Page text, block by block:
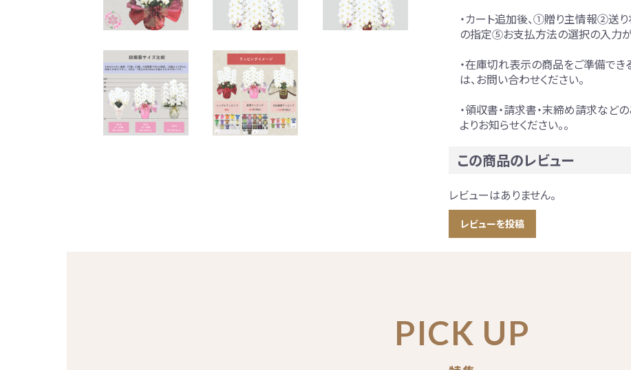
・カート追加後、①贈り主情報②
の指定⑤お支払方法の選択の入力が
・在庫切れ表示の商品をご準備でき
は、お問い合わせください。
・領収書・請求書・末締め請求など
よりお知らせください。。
この商品のレビュー
レビューはありません。
レビューを投稿
PICK UP